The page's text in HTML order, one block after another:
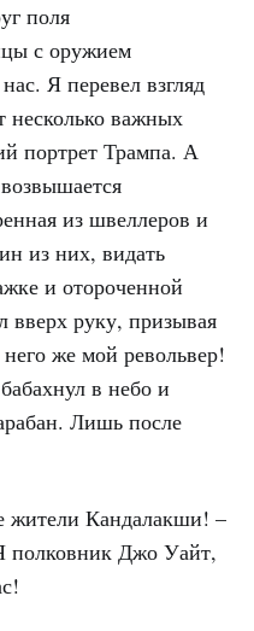
поля
с оружием
Я перевел взгляд
несколько важных
портрет Трампа. А
из швеллеров и
из них, видать
и отороченной
вверх руку, призывая
же мой револьвер!
в небо и
Лишь после
жители Кандалакши! –
полковник Джо Уайт,